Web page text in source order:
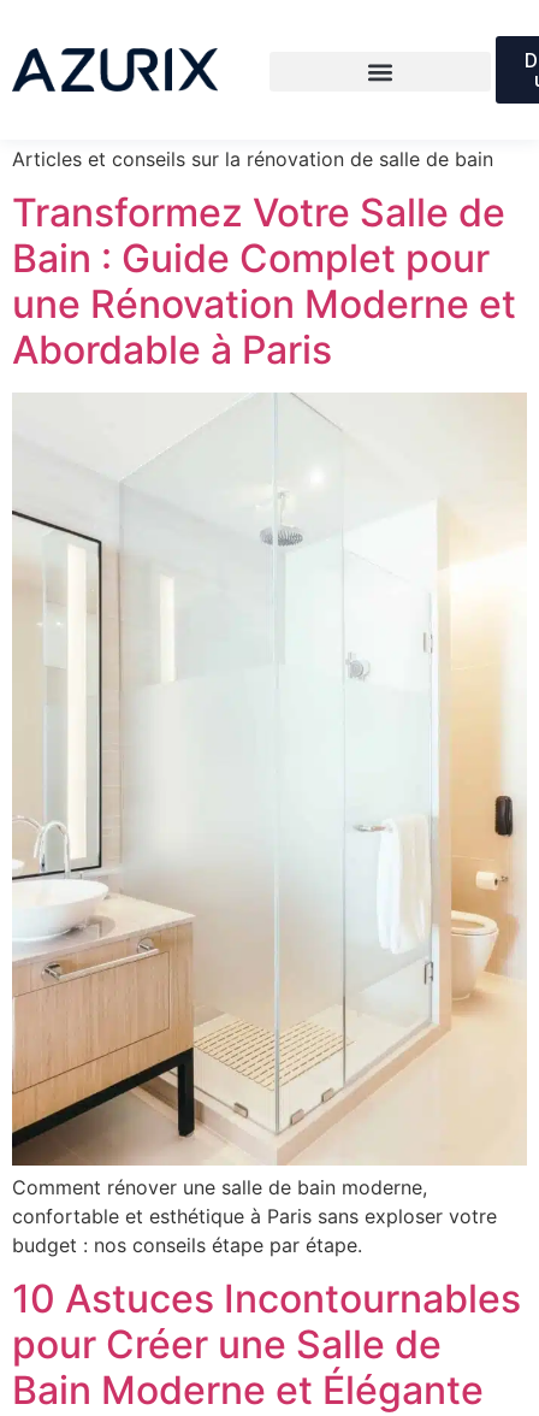
Catégorie :
bain
Articles et conseils sur la rénovation de salle de bain
Transformez Votre Salle de
Bain : Guide Complet pour
une Rénovation Moderne et
Abordable à Paris
Comment rénover une salle de bain moderne,
confortable et esthétique à Paris sans exploser votre
budget : nos conseils étape par étape.
10 Astuces Incontournables
pour Créer une Salle de
Bain Moderne et Élégante